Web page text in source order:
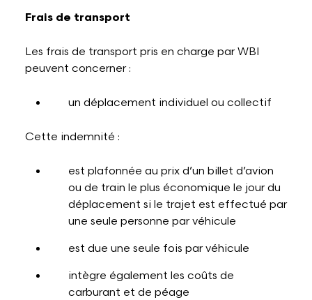
Frais de transport
Les frais de transport pris en charge par WBI
peuvent concerner :
un déplacement individuel ou collectif
Cette indemnité :
est plafonnée au prix d’un billet d’avion
ou de train le plus économique le jour du
déplacement si le trajet est effectué par
une seule personne par véhicule
est due une seule fois par véhicule
intègre également les coûts de
carburant et de péage